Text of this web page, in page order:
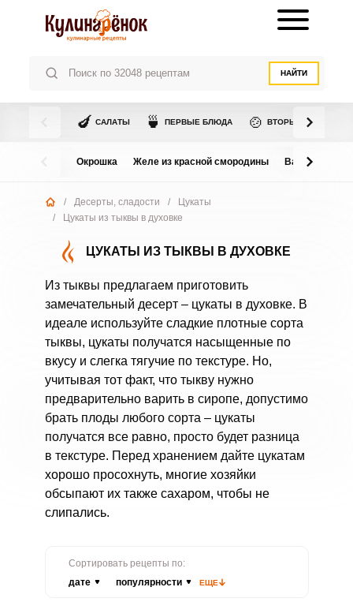
НАЙТИ
🍆 САЛАТЫ 🍵 ПЕРВЫЕ БЛЮДА 🍲 ВТОРЫЕ БЛЮДА
Окрошка Желе из красной смородины Варенье из
/ Десерты, сладости /
Цукаты
/
Цукаты из тыквы в духовке
ЦУКАТЫ ИЗ ТЫКВЫ В ДУХОВКЕ
Из тыквы предлагаем приготовить
замечательный десерт – цукаты в духовке. В
идеале используйте сладкие плотные сорта
тыквы, цукаты получатся насыщенные по
вкусу и слегка тягучие по текстуре. Но,
учитывая тот факт, что тыкву нужно
предварительно варить в сиропе, допустимо
брать плоды любого сорта – цукаты
получатся все равно, просто будет разница
в текстуре. Перед хранением дайте цукатам
хорошо просохнуть, многие хозяйки
обсыпают их также сахаром, чтобы не
слипались.
Сортировать рецепты по:
дате
популярности ЕЩЕ